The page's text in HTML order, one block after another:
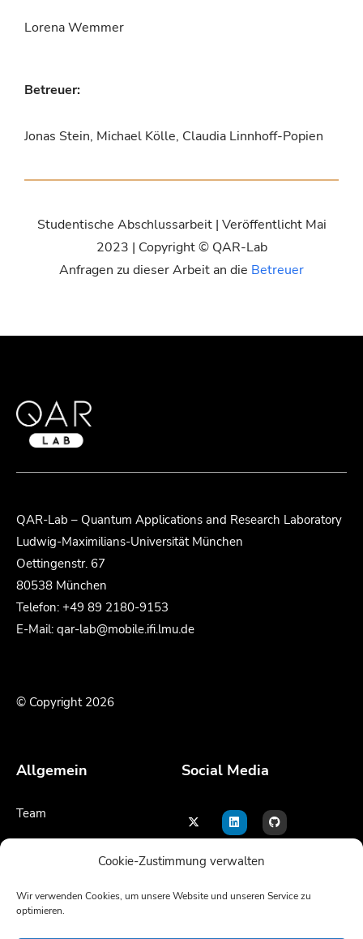
Cookie-Zustimmung verwalten
Wir verwenden Cookies, um unsere Website und unseren Service zu
optimieren.
Lorena Wemmer
Betreuer:
Jonas Stein, Michael Kölle, Claudia Linnhoff-Popien
Studentische Abschlussarbeit | Veröffentlicht Mai
2023 | Copyright © QAR-Lab
Anfragen zu dieser Arbeit an die Betreuer
QAR-Lab – Quantum Applications and Research Laboratory
Ludwig-Maximilians-Universität München
Oettingenstr. 67
80538 München
Telefon: +49 89 2180-9153
E-Mail: qar-lab@mobile.ifi.lmu.de
© Copyright 2026
Allgemein
Team
Kontakt
Social Media